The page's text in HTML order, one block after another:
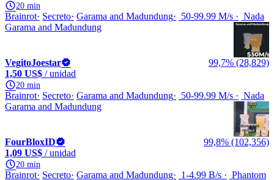
20 min
Brainrot Secreto Garama and Madundung 50-99.99 M/s
Nada
Garama and Madundung
VegitoJoestar
99,7% (28,829)
1,50 US$ / unidad
20 min
Brainrot Secreto Garama and Madundung 50-99.99 M/s
Nada
Garama and Madundung
FourBloxID
99,8% (102,356)
1,09 US$ / unidad
20 min
Brainrot Secreto Garama and Madundung 1-4.99 B/s Phantom